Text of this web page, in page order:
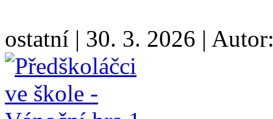
ostatní | 30. 3. 2026 |